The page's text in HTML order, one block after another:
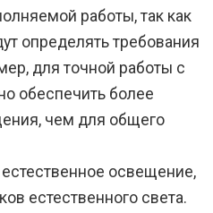
работы, так как
определять требования
для точной работы с
обеспечить более
чем для общего
освещение,
естественного света.